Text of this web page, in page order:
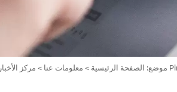
موضع: الصفحة الرئيسية > معلومات عنا > مركز الأخبار